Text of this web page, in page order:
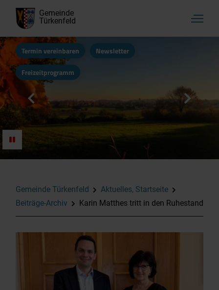
Gemeinde
Türkenfeld
Termin vereinbaren Newsletter
Freizeitprogramm
Gemeinde Türkenfeld
Aktuelles, Startseite
Beiträge-Archiv
Karin Matthes tritt in den Ruhestand